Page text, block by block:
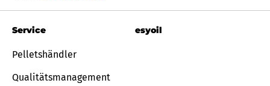
Service
Pelletshändler
Qualitätsmanagement
esyoil